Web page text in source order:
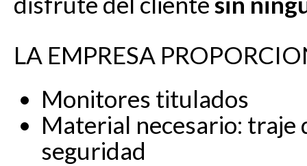
LA EMPRESA
Monitores titulados
Material necesario: traje
seguridad